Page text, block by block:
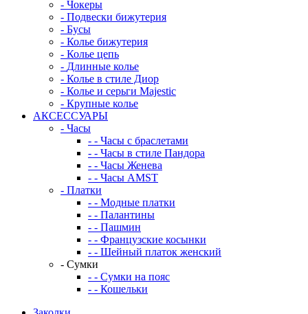
- Чокеры
- Подвески бижутерия
- Бусы
- Колье бижутерия
- Колье цепь
- Длинные колье
- Колье в стиле Диор
- Колье и серьги Majestic
- Крупные колье
АКСЕССУАРЫ
- Часы
- - Часы с браслетами
- - Часы в стиле Пандора
- - Часы Женева
- - Часы AMST
- Платки
- - Модные платки
- - Палантины
- - Пашмин
- - Французские косынки
- - Шейный платок женский
- Сумки
- - Сумки на пояс
- - Кошельки